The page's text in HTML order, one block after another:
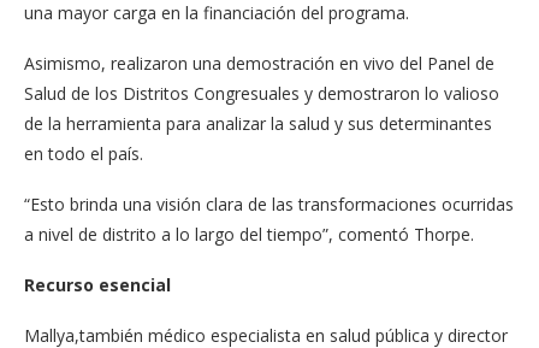
una mayor carga en la financiación del programa.
Asimismo, realizaron una demostración en vivo del Panel de
Salud de los Distritos Congresuales y demostraron lo valioso
de la herramienta para analizar la salud y sus determinantes
en todo el país.
“Esto brinda una visión clara de las transformaciones ocurridas
a nivel de distrito a lo largo del tiempo”, comentó Thorpe.
Recurso esencial
Mallya,también médico especialista en salud pública y director